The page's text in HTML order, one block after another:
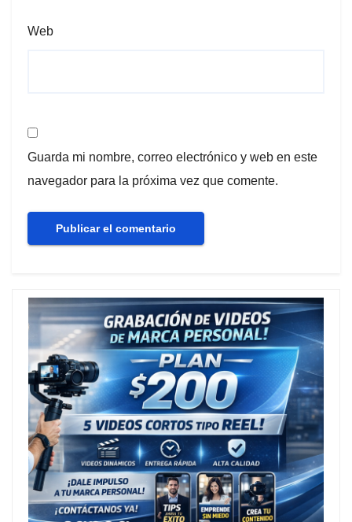
Web
Guarda mi nombre, correo electrónico y web en este
navegador para la próxima vez que comente.